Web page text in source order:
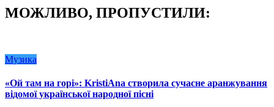
МОЖЛИВО, ПРОПУСТИЛИ:
Музика
«Ой там на горі»: KristiAna створила сучасне аранжування
відомої української народної пісні